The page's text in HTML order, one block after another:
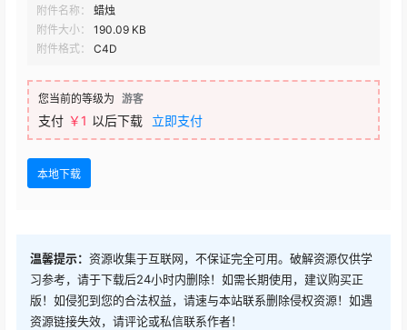
附件名称：
蜡烛
附件大小：
190.09 KB
附件格式：
C4D
您当前的等级为 游客
支付 ￥1 以后下载 立即支付
本地下载
温馨提示： 资源收集于互联网，不保证完全可用。破解资源仅供学
习参考，请于下载后24小时内删除！如需长期使用，建议购买正
版！如侵犯到您的合法权益，请速与本站联系删除侵权资源！如遇
资源链接失效，请评论或私信联系作者！